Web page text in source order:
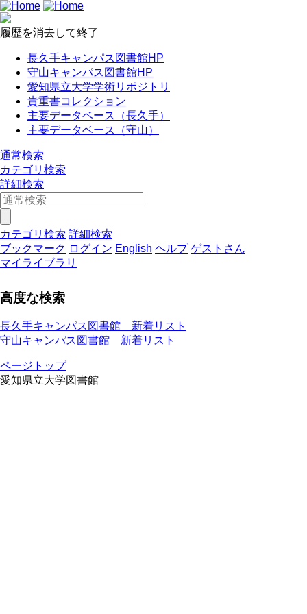
履歴を消去して終了
長久手キャンパス図書館HP
守山キャンパス図書館HP
愛知県立大学学術リポジトリ
貴重書コレクション
主要データベース（長久手）
主要データベース（守山）
通常検索
カテゴリ検索
詳細検索
カテゴリ検索 詳細検索
ブックマーク ログイン English ヘルプ ゲストさん
マイライブラリ
高度な検索
長久手キャンパス図書館 新着リスト
守山キャンパス図書館 新着リスト
ページトップ
愛知県立大学図書館